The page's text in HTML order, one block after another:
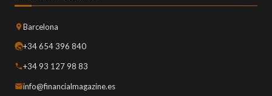
Barcelona
+34 654 396 840
+34 93 127 98 83
info@financialmagazine.es